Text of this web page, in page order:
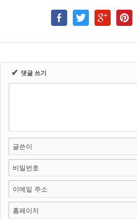
✔ 댓글 쓰기
글쓴이
비밀번호
이메일 주소
홈페이지